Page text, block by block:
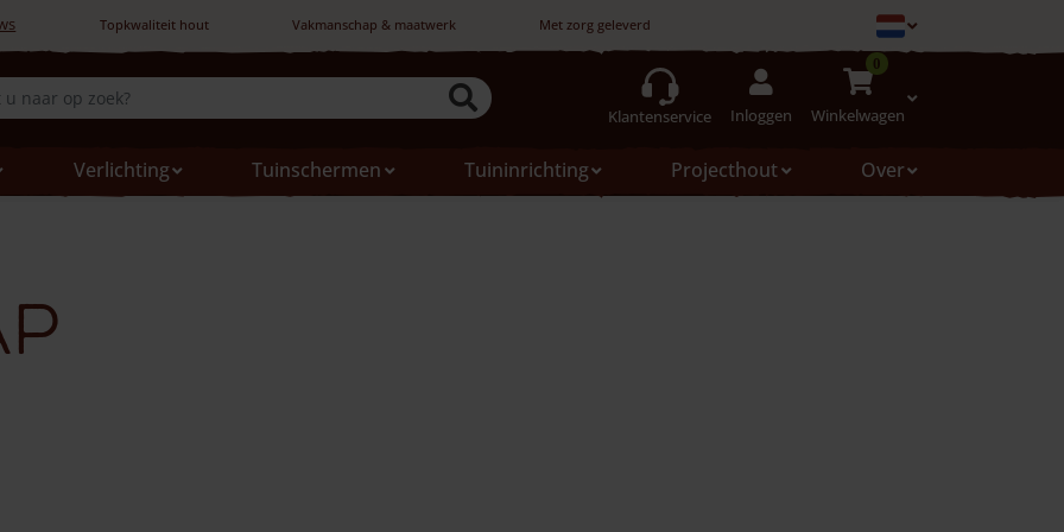
Topkwaliteit hout Vakmanschap & maatwerk Met zorg geleverd
Klantenservice Inloggen
0
Winkelwagen
Verlichting
Tuinschermen
Tuininrichting
Projecthout
Over